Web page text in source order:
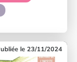
23/11/2024